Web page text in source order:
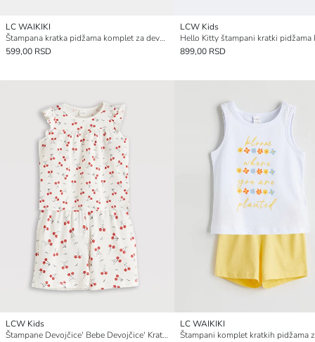
LC WAIKIKI
Štampana kratka pidžama komplet za devojčice
599,00 RSD
LCW Kids
899,00 RSD
LCW Kids
Štampane Devojčice' Bebe Devojčice' Kratka Džersi Pidžama Komplet
LC WAIKIKI